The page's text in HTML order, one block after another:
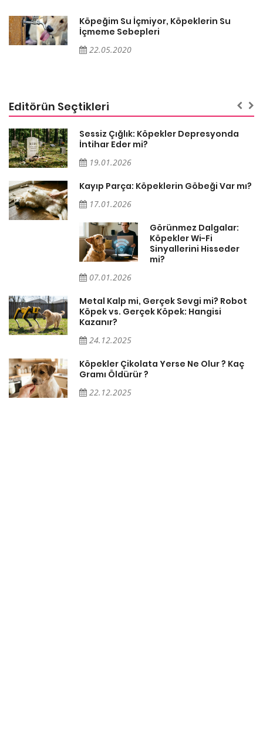
Köpeğim Su İçmiyor, Köpeklerin Su
İçmeme Sebepleri
22.05.2020
Editörün Seçtikleri
Sessiz Çığlık: Köpekler Depresyonda
İntihar Eder mi?
19.01.2026
Kayıp Parça: Köpeklerin Göbeği Var mı?
17.01.2026
Görünmez Dalgalar:
Köpekler Wi-Fi
Sinyallerini Hisseder
mi?
07.01.2026
Metal Kalp mi, Gerçek Sevgi mi? Robot
Köpek vs. Gerçek Köpek: Hangisi
Kazanır?
24.12.2025
Köpekler Çikolata Yerse Ne Olur ? Kaç
Gramı Öldürür ?
22.12.2025